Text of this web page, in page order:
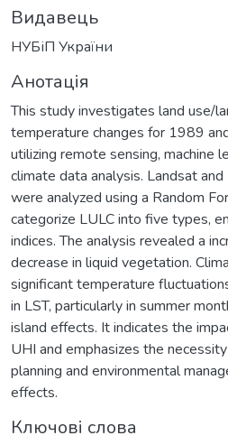
Видавець
НУБіП України
Анотація
This study investigates land use/
temperature changes for 1989
utilizing remote sensing, machine
climate data analysis. Landsat
were analyzed using a Random
categorize LULC into five types,
indices. The analysis revealed a
decrease in liquid vegetation.
significant temperature
in LST, particularly in summer
island effects. It indicates the
UHI and emphasizes the
planning and environmental
effects.
Ключові слова